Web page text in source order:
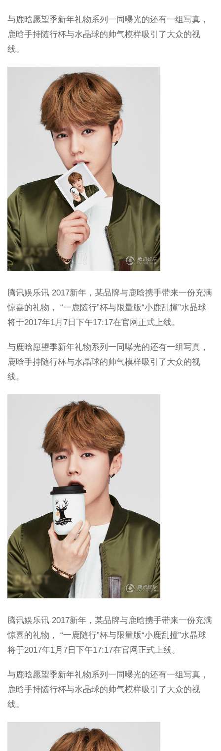
与鹿晗愿望季新年礼物系列一同曝光的还有一组写真，
鹿晗手持随行杯与水晶球的帅气模样吸引了大众的视
线。
腾讯娱乐讯 2017新年，某品牌与鹿晗携手带来一份充满
惊喜的礼物， “一鹿随行”杯与限量版“小鹿乱撞”水晶球
将于2017年1月7日下午17:17在官网正式上线。
与鹿晗愿望季新年礼物系列一同曝光的还有一组写真，
鹿晗手持随行杯与水晶球的帅气模样吸引了大众的视
线。
腾讯娱乐讯 2017新年，某品牌与鹿晗携手带来一份充满
惊喜的礼物， “一鹿随行”杯与限量版“小鹿乱撞”水晶球
将于2017年1月7日下午17:17在官网正式上线。
与鹿晗愿望季新年礼物系列一同曝光的还有一组写真，
鹿晗手持随行杯与水晶球的帅气模样吸引了大众的视
线。